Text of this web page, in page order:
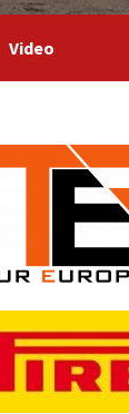
Video